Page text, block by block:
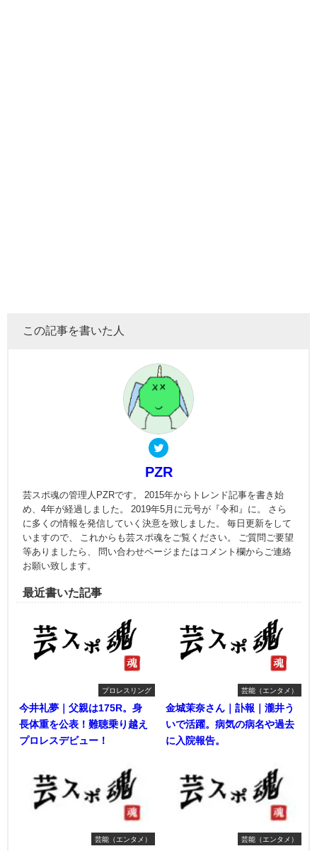
この記事を書いた人
PZR
芸スポ魂の管理人PZRです。 2015年からトレンド記事を書き始
め、4年が経過しました。 2019年5月に元号が『令和』に。 さら
に多くの情報を発信していく決意を致しました。 毎日更新をして
いますので、 これからも芸スポ魂をご覧ください。 ご質問ご要望
等ありましたら、 問い合わせページまたはコメント欄からご連絡
お願い致します。
最近書いた記事
プロレスリング
今井礼夢｜父親は175R。身
長体重を公表！難聴乗り越え
プロレスデビュー！
芸能（エンタメ）
金城茉奈さん｜訃報｜瀧井う
いで活躍。病気の病名や過去
に入院報告。
芸能（エンタメ） 芸能（エンタメ）